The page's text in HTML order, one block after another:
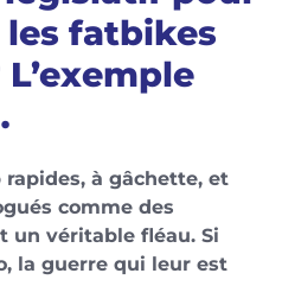
fatbikes
à gâchette, et
comme des
un véritable fléau. Si
la guerre qui leur est